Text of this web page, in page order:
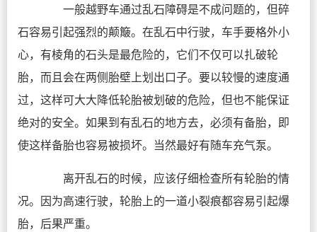
一般越野车通过乱石障碍是不成问题的，但碎
石容易引起强烈的颠簸。在乱石中行驶，车手要格外小
心，有棱角的石头是最危险的，它们不仅可以扎破轮
胎，而且会在两侧胎壁上划出口子。要以较慢的速度通
过，这样可大大降低轮胎被划破的危险，但也不能保证
绝对的安全。如果到有乱石的地方去，必须有备胎，即
使这样备胎也容易被损坏。当然最好有随车充气泵。
离开乱石的时候，应该仔细检查所有轮胎的情
况。因为高速行驶，轮胎上的一道小裂痕都容易引起爆
胎，后果严重。